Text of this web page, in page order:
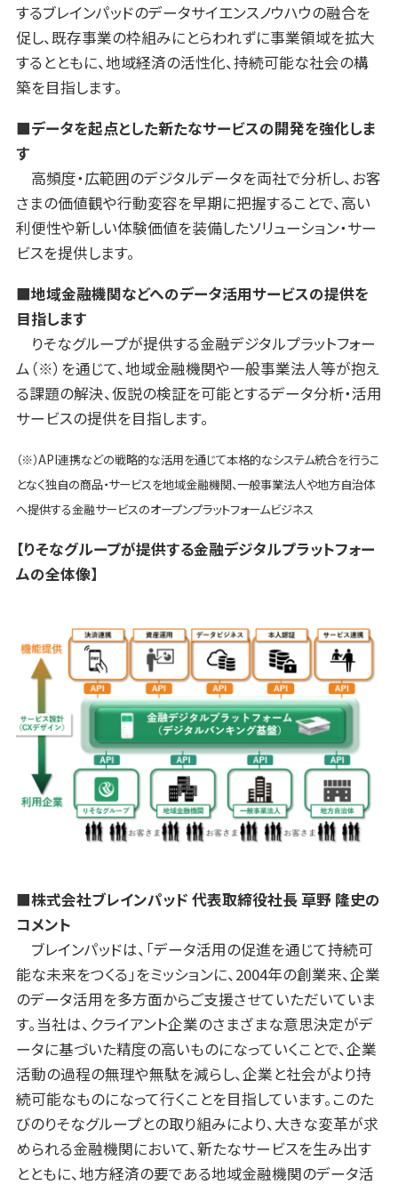
するブレインパッドのデータサイエンスノウハウの融合を
促し、既存事業の枠組みにとらわれずに事業領域を拡大
するとともに、地域経済の活性化、持続可能な社会の構
築を目指します。
■データを起点とした新たなサービスの開発を強化しま
す
高頻度・広範囲のデジタルデータを両社で分析し、お客
さまの価値観や行動変容を早期に把握することで、高い
利便性や新しい体験価値を装備したソリューション・サー
ビスを提供します。
■地域金融機関などへのデータ活用サービスの提供を
目指します
りそなグループが提供する金融デジタルプラットフォー
ム（※）を通じて、地域金融機関や一般事業法人等が抱え
る課題の解決、仮説の検証を可能とするデータ分析・活用
サービスの提供を目指します。
（※）API連携などの戦略的な活用を通じて本格的なシステム統合を行うこ
となく独自の商品・サービスを地域金融機関、一般事業法人や地方自治体
へ提供する金融サービスのオープンプラットフォームビジネス
【りそなグループが提供する金融デジタルプラットフォー
ムの全体像】
■株式会社ブレインパッド 代表取締役社長 草野 隆史の
コメント
ブレインパッドは、「データ活用の促進を通じて持続可
能な未来をつくる」をミッションに、2004年の創業来、企業
のデータ活用を多方面からご支援させていただいていま
す。当社は、クライアント企業のさまざまな意思決定がデ
ータに基づいた精度の高いものになっていくことで、企業
活動の過程の無理や無駄を減らし、企業と社会がより持
続可能なものになって行くことを目指しています。このた
びのりそなグループとの取り組みにより、大きな変革が求
められる金融機関において、新たなサービスを生み出す
とともに、地方経済の要である地域金融機関のデータ活